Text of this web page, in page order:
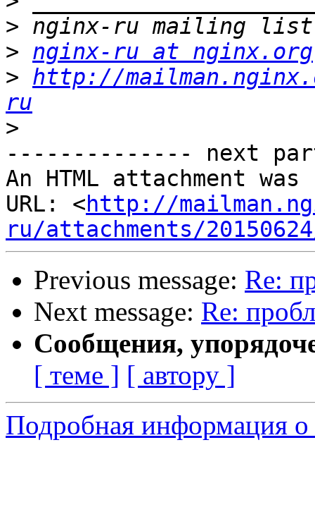
>
> nginx-ru at nginx.org
> http://
ru
>
-------------- next
An HTML attachment
URL: <http://
ru/attachments/
Previous message: Re:
Next message: Re:
Сообщения,
[ теме ] [ автору ]
Подробная информация